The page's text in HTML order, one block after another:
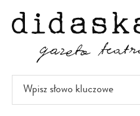
DO
TREŚCI
Wpisz
słowo